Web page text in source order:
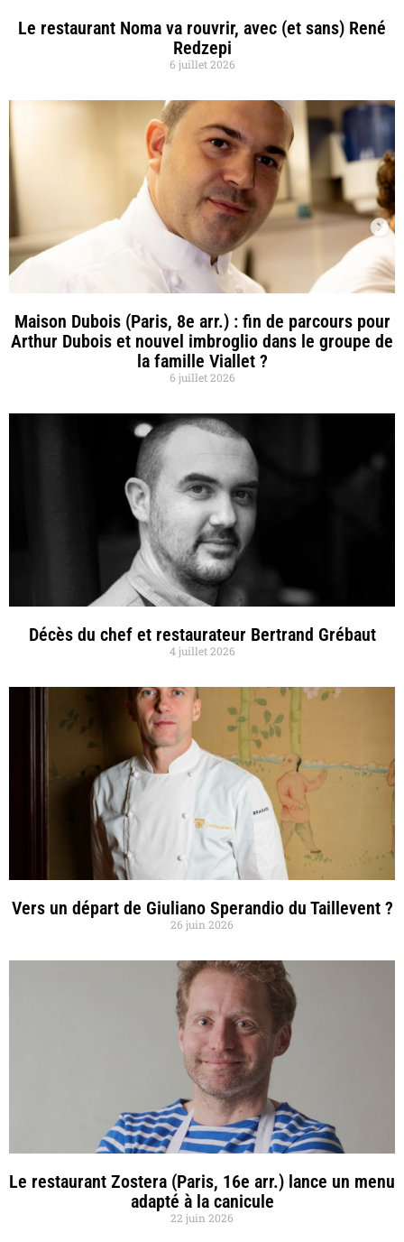
Le restaurant Noma va rouvrir, avec (et sans) René
Redzepi
6 juillet 2026
Maison Dubois (Paris, 8e arr.) : fin de parcours pour
Arthur Dubois et nouvel imbroglio dans le groupe de
la famille Viallet ?
6 juillet 2026
Décès du chef et restaurateur Bertrand Grébaut
4 juillet 2026
Vers un départ de Giuliano Sperandio du Taillevent ?
26 juin 2026
Le restaurant Zostera (Paris, 16e arr.) lance un menu
adapté à la canicule
22 juin 2026